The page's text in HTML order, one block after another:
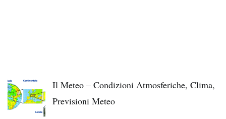
Il Meteo – Condizioni Atmosferiche, Clima,
Previsioni Meteo